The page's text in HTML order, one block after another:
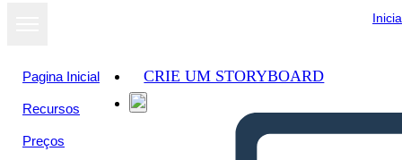
Pagina Inicial
Recursos
Preços
CRIE UM STORYBOARD
Ver como
apresentação